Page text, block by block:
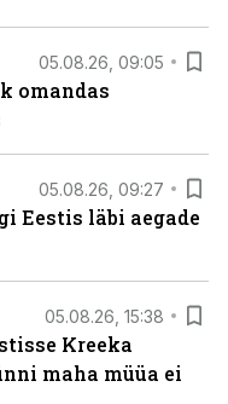
05.08.26, 09:05
omandas
05.08.26, 09:27
Eestis läbi aegade
05.08.26, 15:38
Kreeka
maha müüa ei